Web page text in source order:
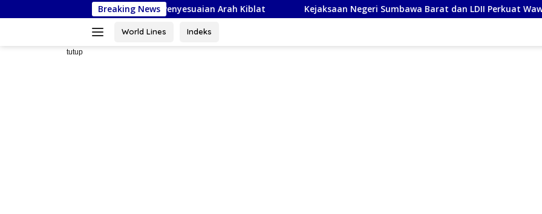
ke
Breaking News
Siapkan Penyesuaian Arah Kiblat Kejaksaan Negeri Sumbawa Barat dan LDII Perkuat Wawasan
World Lines Indeks
tutup